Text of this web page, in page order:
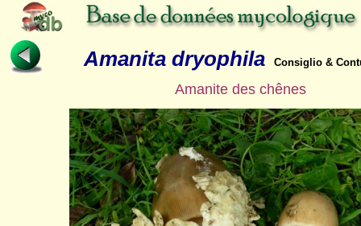
Amanita dryophila Consiglio &
Amanite des chênes